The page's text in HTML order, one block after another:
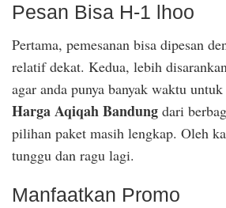
Pesan Bisa H-1 lhoo
Pertama, pemesanan bisa dipesan
relatif dekat. Kedua, lebih
agar anda punya banyak waktu
Harga Aqiqah Bandung dari
pilihan paket masih lengkap. Oleh
tunggu dan ragu lagi.
Manfaatkan Promo